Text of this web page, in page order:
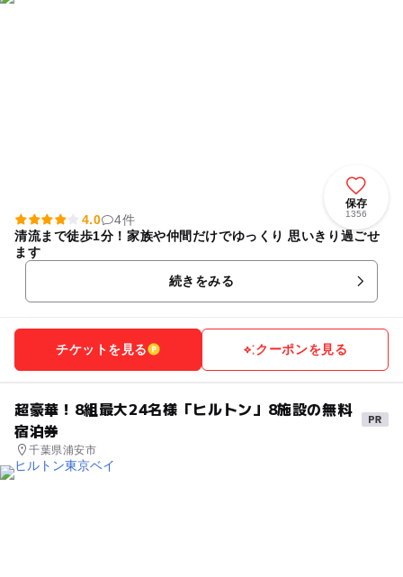
保存
1356
4.0
4件
清流まで徒歩1分！家族や仲間だけでゆっくり 思いきり過ごせ
ます
続きをみる
チケットを見る クーポンを見る
超豪華！8組最大24名様「ヒルトン」8施設の無料
宿泊券
千葉県浦安市